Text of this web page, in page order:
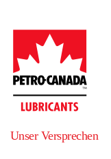
Unser Versprechen